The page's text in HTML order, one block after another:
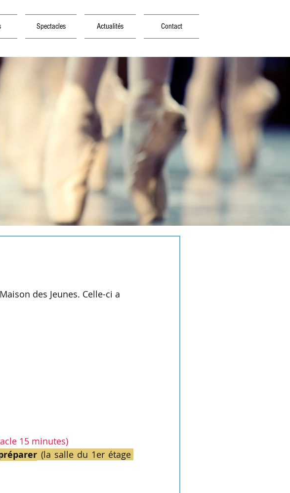
Spectacles Actualités Contact
des Jeunes. Celle-ci a
15 minutes)
(la salle du 1er étage